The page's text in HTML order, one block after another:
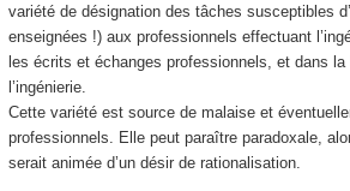
variété de désignation des tâches susceptibles
enseignées !) aux professionnels effectuant
les écrits et échanges professionnels, et dans
l’ingénierie.
Cette variété est source de malaise et
professionnels. Elle peut paraître paradoxale,
serait animée d’un désir de rationalisation.